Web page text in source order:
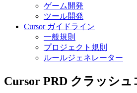
ゲーム開発
ツール開発
Cursor ガイドライン
一般規則
プロジェクト規則
ルールジェネレーター
Cursor PRD クラッシュ